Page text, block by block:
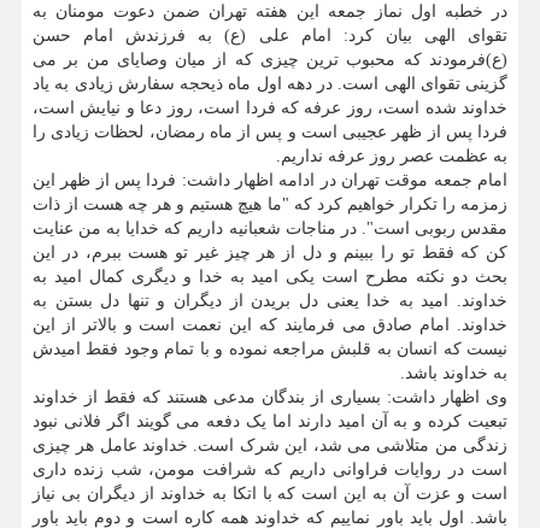
در خطبه اول نماز جمعه این هفته تهران ضمن دعوت مومنان به
تقوای الهی بیان کرد: امام علی (ع) به فرزندش امام حسن
(ع)فرمودند که محبوب ترین چیزی که از میان وصایای من بر می
گزینی تقوای الهی است. در دهه اول ماه ذیحجه سفارش زیادی به یاد
خداوند شده است، روز عرفه که فردا است، روز دعا و نیایش است،
فردا پس از ظهر عجیبی است و پس از ماه رمضان، لحظات زیادی را
به عظمت عصر روز عرفه نداریم.
امام جمعه موقت تهران در ادامه اظهار داشت: فردا پس از ظهر این
زمزمه را تکرار خواهیم کرد که "ما هیچ هستیم و هر چه هست از ذات
مقدس ربوبی است". در مناجات شعبانیه داریم که خدایا به من عنایت
کن که فقط تو را ببینم و دل از هر چیز غیر تو هست ببرم، در این
بحث دو نکته مطرح است یکی امید به خدا و دیگری کمال امید به
خداوند. امید به خدا یعنی دل بریدن از دیگران و تنها دل بستن به
خداوند. امام صادق می فرمایند که این نعمت است و بالاتر از این
نیست که انسان به قلبش مراجعه نموده و با تمام وجود فقط امیدش
به خداوند باشد.
وی اظهار داشت: بسیاری از بندگان مدعی هستند که فقط از خداوند
تبعیت کرده و به آن امید دارند اما یک دفعه می گویند اگر فلانی نبود
زندگی من متلاشی می شد، این شرک است. خداوند عامل هر چیزی
است در روایات فراوانی داریم که شرافت مومن، شب زنده داری
است و عزت آن به این است که با اتکا به خداوند از دیگران بی نیاز
باشد. اول باید باور نماییم که خداوند همه کاره است و دوم باید باور